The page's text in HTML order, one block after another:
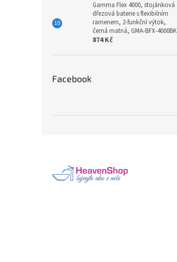
Gamma Flex 4000, stojánková
dřezová baterie s flexibilním
ramenem, 2-funkční výtok,
černá matná, GMA-BFX-4000BK
874 Kč
Facebook